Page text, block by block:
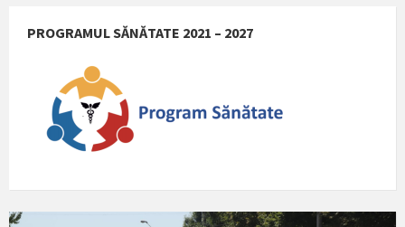
PROGRAMUL SĂNĂTATE 2021 – 2027